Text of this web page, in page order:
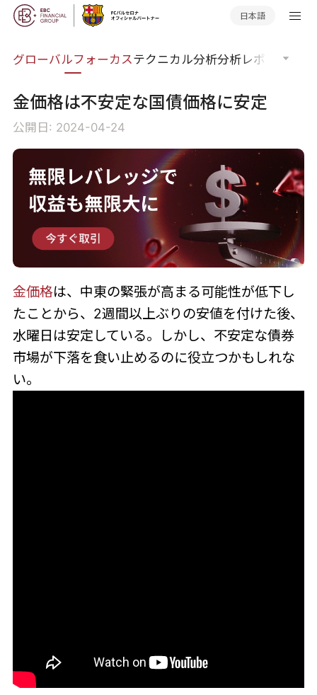
日本語
グローバルフォーカステクニカル分析分析レポート
金価格は不安定な国債価格に安定
公開日: 2024-04-24
金価格は、中東の緊張が高まる可能性が低下し
たことから、2週間以上ぶりの安値を付けた後、
水曜日は安定している。しかし、不安定な債券
市場が下落を食い止めるのに役立つかもしれな
い。